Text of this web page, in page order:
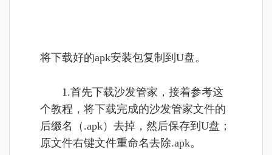
将下载好的apk安装包复制到U盘。
1.首先下载沙发管家，接着参考这
个教程，将下载完成的沙发管家文件的
后缀名（.apk）去掉，然后保存到U盘；
原文件右键文件重命名去除.apk。